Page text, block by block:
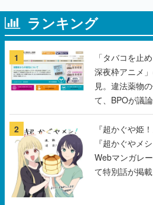
ランキング
1
「タバコを止
深夜枠アニメ
見。違法薬物
て、BPOが議
2
『超かぐや姫
『超かぐやメ
Webマンガレ
て特別話が掲